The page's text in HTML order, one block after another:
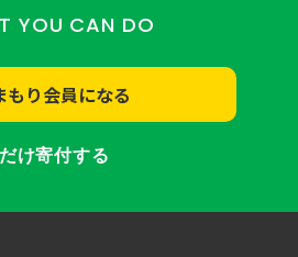
YOU CAN DO
もり会員になる
け寄付する